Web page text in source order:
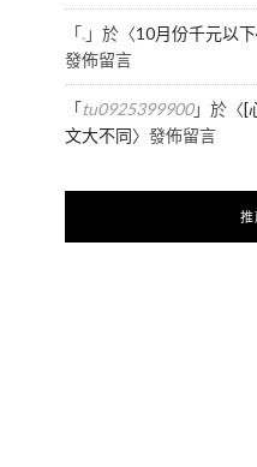
「.」於〈10月份千元以
發佈留言
「tu0925399900」於〈[
文大不同〉發佈留言